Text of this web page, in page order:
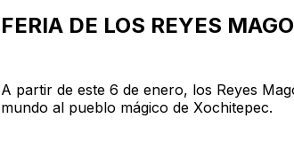
FERIA DE LOS REYES
A partir de este 6 de enero, los Reyes
mundo al pueblo mágico de Xochitepec.